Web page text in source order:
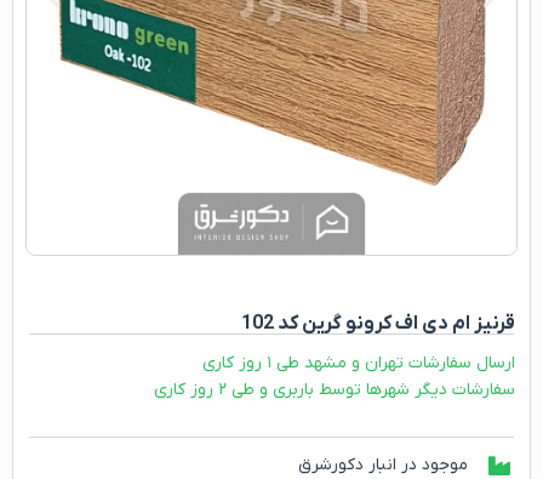
قرنیز ام دی اف کرونو گرین کد 102
ارسال سفارشات تهران و مشهد طی ۱ روز کاری
سفارشات دیگر شهرها توسط باربری و طی ۲ روز کاری
موجود در انبار دکورشرق